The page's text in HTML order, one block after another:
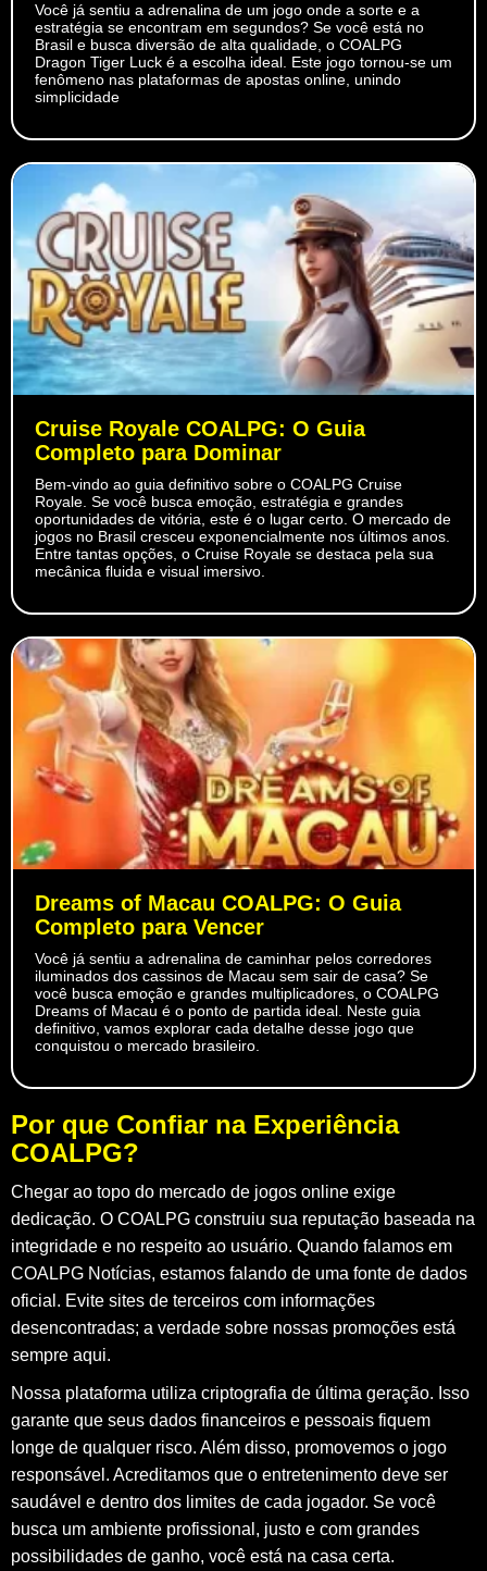
Você já sentiu a adrenalina de um jogo onde a sorte e a
estratégia se encontram em segundos? Se você está no
Brasil e busca diversão de alta qualidade, o COALPG
Dragon Tiger Luck é a escolha ideal. Este jogo tornou-se um
fenômeno nas plataformas de apostas online, unindo
simplicidade
Cruise Royale COALPG: O Guia
Completo para Dominar
Bem-vindo ao guia definitivo sobre o COALPG Cruise
Royale. Se você busca emoção, estratégia e grandes
oportunidades de vitória, este é o lugar certo. O mercado de
jogos no Brasil cresceu exponencialmente nos últimos anos.
Entre tantas opções, o Cruise Royale se destaca pela sua
mecânica fluida e visual imersivo.
Dreams of Macau COALPG: O Guia
Completo para Vencer
Você já sentiu a adrenalina de caminhar pelos corredores
iluminados dos cassinos de Macau sem sair de casa? Se
você busca emoção e grandes multiplicadores, o COALPG
Dreams of Macau é o ponto de partida ideal. Neste guia
definitivo, vamos explorar cada detalhe desse jogo que
conquistou o mercado brasileiro.
Por que Confiar na Experiência
COALPG?
Chegar ao topo do mercado de jogos online exige
dedicação. O COALPG construiu sua reputação baseada na
integridade e no respeito ao usuário. Quando falamos em
COALPG Notícias, estamos falando de uma fonte de dados
oficial. Evite sites de terceiros com informações
desencontradas; a verdade sobre nossas promoções está
sempre aqui.
Nossa plataforma utiliza criptografia de última geração. Isso
garante que seus dados financeiros e pessoais fiquem
longe de qualquer risco. Além disso, promovemos o jogo
responsável. Acreditamos que o entretenimento deve ser
saudável e dentro dos limites de cada jogador. Se você
busca um ambiente profissional, justo e com grandes
possibilidades de ganho, você está na casa certa.